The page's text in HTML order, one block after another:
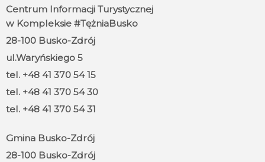
Centrum Informacji Turystycznej
w Kompleksie #TężniaBusko
28-100 Busko-Zdrój
ul.Waryńskiego 5
tel. +48 41 370 54 15
tel. +48 41 370 54 30
tel. +48 41 370 54 31
Gmina Busko-Zdrój
28-100 Busko-Zdrój